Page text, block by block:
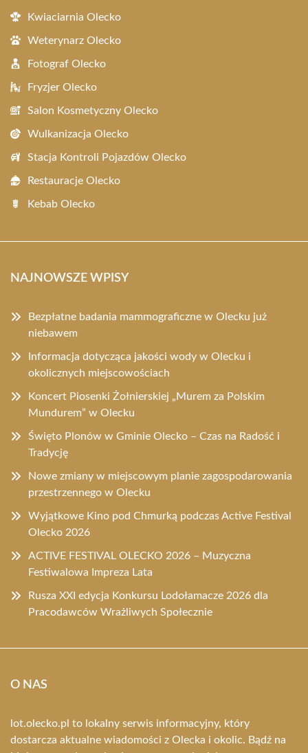
Kwiaciarnia Olecko
Weterynarz Olecko
Fotograf Olecko
Fryzjer Olecko
Salon Kosmetyczny Olecko
Wulkanizacja Olecko
Stacja Kontroli Pojazdów Olecko
Restauracje Olecko
Kebab Olecko
NAJNOWSZE WPISY
Bezpłatne badania mammograficzne w Olecku już
niebawem
Informacja dotycząca jakości wody w Olecku i
okolicznych miejscowościach
Koncert Piosenki Żołnierskiej „Murem za Polskim
Mundurem” w Olecku
Święto Plonów w Gminie Olecko – Czas na Radość i
Tradycję
Nowe zmiany w miejscowym planie zagospodarowania
przestrzennego w Olecku
Wyjątkowe Kino pod Chmurką podczas Active Festival
Olecko 2026
ACTIVE FESTIVAL OLECKO 2026 – Muzyczna
Festiwalowa Impreza Lata
Rusza XXI edycja Konkursu Lodołamacze 2026 dla
Pracodawców Wrażliwych Społecznie
O NAS
lot.olecko.pl to lokalny serwis informacyjny, który
dostarcza aktualne wiadomości z Olecka i okolic. Bądź na